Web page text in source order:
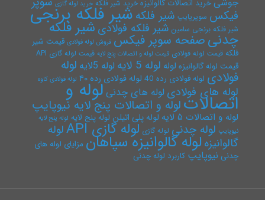
خرید اتصالات گالوانیزه خرید شیر فلکه خرید لوله گازی
فیکس سوپرپایپ شیر فلکه شیر فلکه برنجی
شیر فلکه برنجی سامین شیر فلکه فولادی شیر فلکه
چدنیصفحه سوپر فیکس فروش لوله فولادی قیمت شیر
فلکه قیمت لوله فولادی قیمت لوله و اتصالات پنج لایه قیمت لوله گازی API
قیمت لوله گالوانیزه لوله لوله 5 لایه لوله 5لایه لوله
فولادی لوله فولادی رده 40 لوله فولادی رده ۴۰ لوله فولادی کاوه
لوله های فولادی لوله های چدنی لوله و اتصالاتلوله و اتصالات پنج لایه نیوپایپ
لوله و اتصالات ۵ لایه لوله پلی اتیلن لوله پنج لایه لوله پنج لایه
نیوپایپ لوله چدنی لوله گازی لوله گازی API لوله
گالوانیزه لوله گالوانیزه سپاهان مزایای لوله های
چدنی نیوپایپ کاربرد لوله چدنی